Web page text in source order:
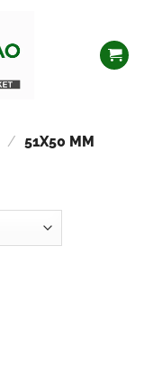
/ 51X50 MM